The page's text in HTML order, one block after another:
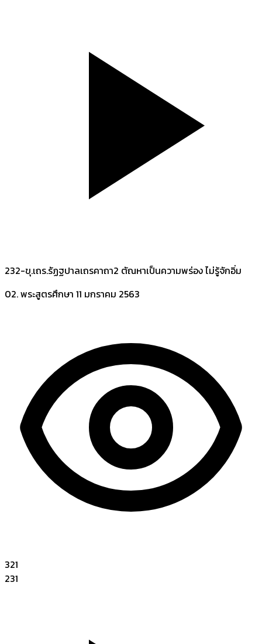
232-ขุ.เถร.รัฏฐปาลเถรคาถา2 ตัณหาเป็นความพร่อง ไม่รู้จักอิ่ม
02. พระสูตรศึกษา 11 มกราคม 2563
321
231